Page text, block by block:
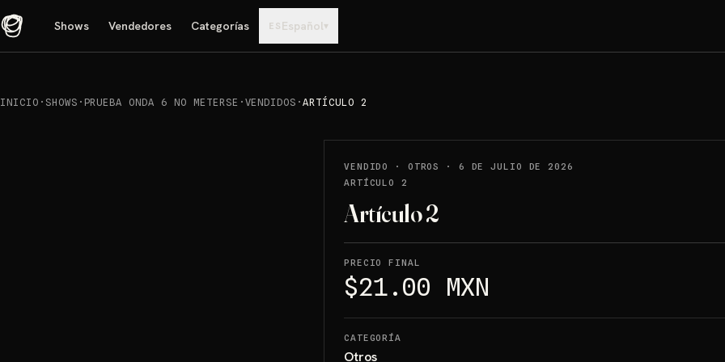
Shows Vendedores Categorías ES Español▾
INICIO · SHOWS · PRUEBA ONDA 6 NO METERSE · VENDIDOS ·ARTÍCULO 2
VENDIDO · OTROS · 6 DE JULIO DE 2026
ARTÍCULO 2
Artículo 2
PRECIO FINAL
$21.00 MXN
CATEGORÍA
Otros